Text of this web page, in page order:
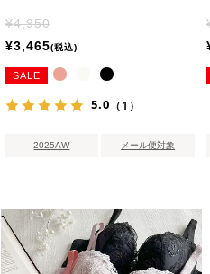
¥4,950
¥3,465 税込
SALE
5.0 （1）
2025AW メール便対象